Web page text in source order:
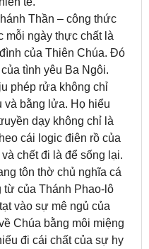
Thần – công thức
mỗi ngày thực chất là
của Thiên Chúa. Đó
tình yêu Ba Ngôi.
phép rửa không chỉ
và bằng lửa. Họ hiểu
dạy không chỉ là
cái logic điên rồ của
chết đi là để sống lại.
tôn thờ chủ nghĩa cá
của Thánh Phao-lô
vào sự mê ngủ của
Chúa bằng môi miệng
đi cái chất của sự hy